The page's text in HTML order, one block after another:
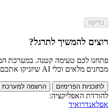
בדיקה
רוצים להמשיך לתרגל?
פתחנו לכם טעימה קטנה. במערכת
מבחנים מלאים וכלי AI שיזניקו אתכם קדימה.
לתוכניות הפרימיום הרשמה למערכת
להורדת האפליקציה:
אפלאנדרואיד